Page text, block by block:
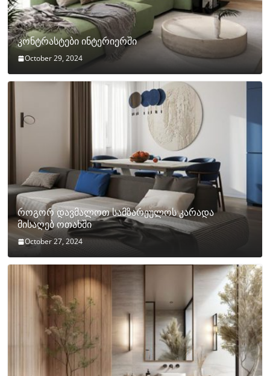
კონტრასტები ინტერიერში
October 29, 2024
როგორ დავმალოთ სამზარეულოს კარადა
მისაღებ ოთახში
October 27, 2024